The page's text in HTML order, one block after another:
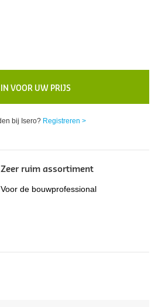
IN VOOR UW PRIJS
bij Isero? Registreren >
Zeer ruim assortiment
Voor de bouwprofessional